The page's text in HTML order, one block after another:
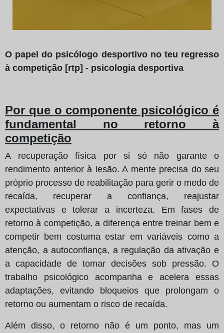
O papel do psicólogo desportivo no teu regresso
à competição [rtp] - psicologia desportiva
Por que o componente psicológico é
fundamental no retorno à
competição
A recuperação física por si só não garante o
rendimento anterior à lesão. A mente precisa do seu
próprio processo de reabilitação para gerir o medo de
recaída, recuperar a confiança, reajustar
expectativas e tolerar a incerteza. Em fases de
retorno à competição, a diferença entre treinar bem e
competir bem costuma estar em variáveis como a
atenção, a autoconfiança, a regulação da ativação e
a capacidade de tomar decisões sob pressão. O
trabalho psicológico acompanha e acelera essas
adaptações, evitando bloqueios que prolongam o
retorno ou aumentam o risco de recaída.
Além disso, o retorno não é um ponto, mas um